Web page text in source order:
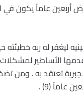
أربعين عاماً يكون
له ربه خطيئته
الأساطير
تعتقد به . ومن
عاماً (9) .